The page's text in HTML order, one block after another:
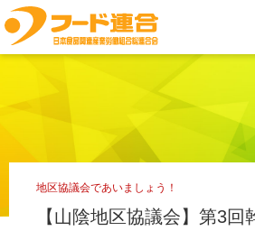
地区協議会であいましょう！
【山陰地区協議会】第3回